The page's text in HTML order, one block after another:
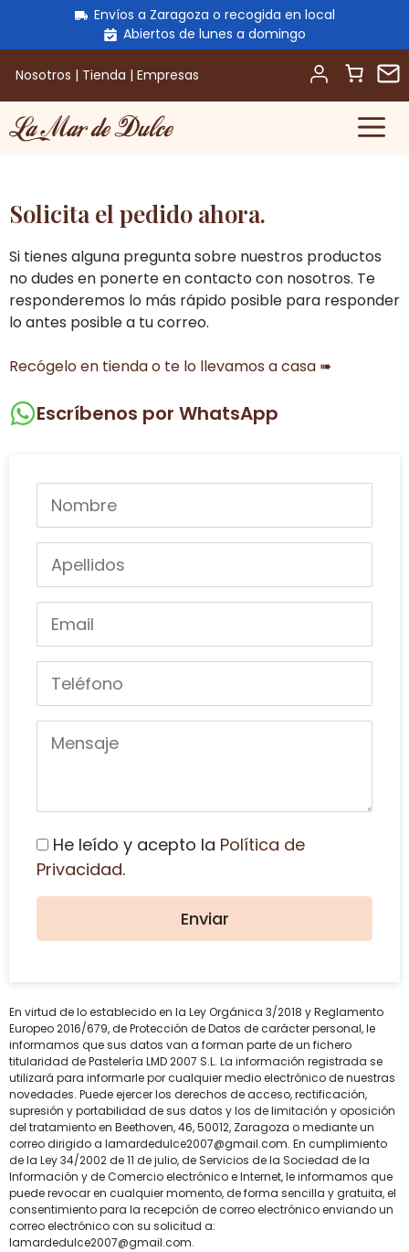
Envíos a Zaragoza o recogida en local
Abiertos de lunes a domingo
Nosotros | Tienda | Empresas
Saltar
al
Solicita el pedido ahora.
Si tienes alguna pregunta sobre nuestros productos
no dudes en ponerte en contacto con nosotros. Te
responderemos lo más rápido posible para responder
lo antes posible a tu correo.
Recógelo en tienda o te lo llevamos a casa ➠
Escríbenos por WhatsApp
He leído y acepto la Política de
Privacidad.
En virtud de lo establecido en la Ley Orgánica 3/2018 y Reglamento
Europeo 2016/679, de Protección de Datos de carácter personal, le
informamos que sus datos van a forman parte de un fichero
titularidad de Pastelería LMD 2007 S.L. La información registrada se
utilizará para informarle por cualquier medio electrónico de nuestras
novedades. Puede ejercer los derechos de acceso, rectificación,
supresión y portabilidad de sus datos y los de limitación y oposición
del tratamiento en Beethoven, 46, 50012, Zaragoza o mediante un
correo dirigido a lamardedulce2007@gmail.com. En cumplimiento
de la Ley 34/2002 de 11 de julio, de Servicios de la Sociedad de la
Información y de Comercio electrónico e Internet, le informamos que
puede revocar en cualquier momento, de forma sencilla y gratuita, el
consentimiento para la recepción de correo electrónico enviando un
correo electrónico con su solicitud a:
lamardedulce2007@gmail.com.